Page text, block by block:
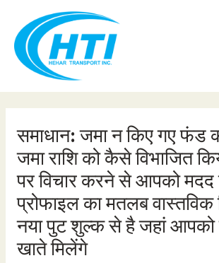
content
समाधान: जमा न किए गए फंड
जमा राशि को कैसे विभाजित
पर विचार करने से आपको मदद
प्रोफाइल का मतलब वास्तविक
नया पुट शुल्क से है जहां
खाते मिलेंगे
navigation